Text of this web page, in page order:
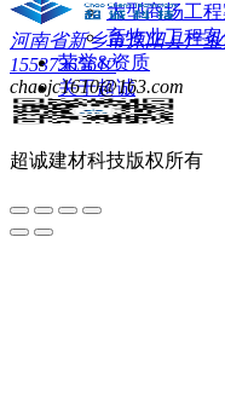
大型商场工程
畜牧业工程
荣誉&资质
关于超诚
联系我们
河南省新乡市原阳县产
15537365612
chaojc1610@163.com
超诚建材科技版权所有